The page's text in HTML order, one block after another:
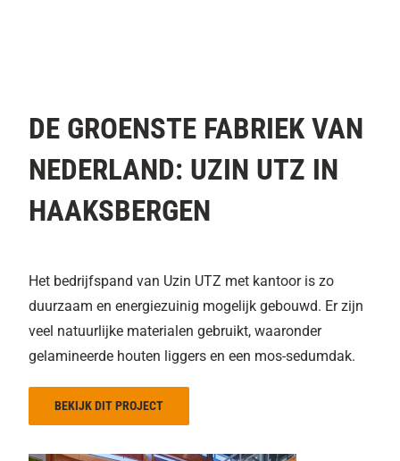
DE GROENSTE FABRIEK VAN
NEDERLAND: UZIN UTZ IN
HAAKSBERGEN
Het bedrijfspand van Uzin UTZ met kantoor is zo
duurzaam en energiezuinig mogelijk gebouwd. Er zijn
veel natuurlijke materialen gebruikt, waaronder
gelamineerde houten liggers en een mos-sedumdak.
BEKIJK DIT PROJECT